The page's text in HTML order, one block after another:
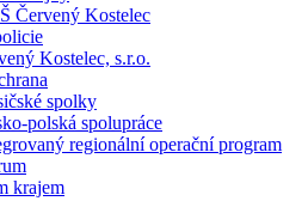
Červený Kostelec
Kostelec, s.r.o.
spolky
polská spolupráce
regionální operační program
krajem